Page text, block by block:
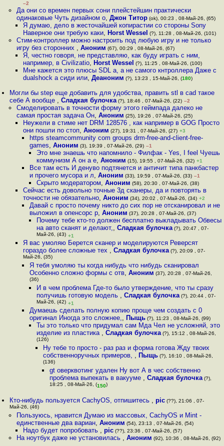
–2
Да они со времен первых сони плейстейшин практически
одинаковые Чуть дизайном о, Джон Титор(ok), 00:23 , 08-Май-26, (65)
Я думаю, дело в жесточайшей копирастии со стороны Sony
Наверное они требую каки, Horst Wessel (?), 11:28 , 08-Май-26, (101)
Стим-контроллер можно настроить под любую игру и не только
игру без сторонних , Аноним (67), 00:29 , 08-Май-26, (67)
Я, честно говоря, не представляю, как буду играть с ним,
например, в Civilizatio, Horst Wessel (?), 11:25 , 08-Май-26, (100)
Мне кажется это плюсы SDL а, а не самого кнтроллера Даже с
dualshock а сиди или, Деаноним (?), 13:23 , 15-Май-26, (180)
Могли бы step еще добавить для удобства, править stl в cad такое
себе А вообще ,Сладкая булочка (?), 18:46 , 07-Май-26, (22) –2
Смоделировать в точности форму этого геймпада далеко не
самая простая задача Он, Аноним (25), 19:26 , 07-Май-26, (25)
Неужели в стиме нет DRM 128576 , как например в GOG Просто
они пошли по стоп, Аноним (27), 19:31 , 07-Май-26, (27) +3
https steamcommunity com groups drm-free-and-client-free-
games,Аноним (3), 19:39 , 07-Май-26, (29) –1
Это мне знаешь что напомнило - Филфак - Yes, I feel Чуешь
коммунизм А он а е, Аноним (15), 19:55 , 07-Май-26, (32) +1
Все там есть И денуво подтянется и античит типа панкбастер
и прочего мусора и л,Аноним (33), 19:59 , 07-Май-26, (33) –1
Скрыто модератором, Аноним (58), 20:30 , 07-Май-26, (38)
Сейчас есть довольно точные 3д сканеры, да и повторять в
точности не обязательно, Аноним (34), 20:02 , 07-Май-26, (34) +2
Давай с просто почему никто до сих пор не отсканировал и не
выложил в опенсорс р,Аноним (37), 20:28 , 07-Май-26, (37)
Почему тебе кто-то должен бесплатно выкладывать Обвесы
на авто сканят и делают,, Сладкая булочка(?), 20:47 , 07-
Май-26, (43) +1
Я вас умоляю Берется сканер и моделируются Реверсят
гораздо более сложные тех , Сладкая булочка(?), 20:09 , 07-
Май-26, (35)
Я тебя умоляю ты когда нибудь что нибудь сканировал
Особенно сложно формы с отв,Аноним (37), 20:28 , 07-Май-26,
(36)
И в чем проблема Где-то было утверждение, что ты сразу
получишь готовую модель , Сладкая булочка(?), 20:44 , 07-
Май-26, (42) +1
Думаешь сделать полную копию проще чем создать с 0
оригинал Иногда это сложнее,, Пыщь (?), 11:23 , 08-Май-26, (99)
Ты это только что придумал сам Мда Чел не усложняй, это
изделие из пластика , Сладкая булочка(?), 15:12 , 08-Май-26,
(126)
Ну тебе то просто - раз раз и форма готова Жду твоих
собственноручных примеров, , Пыщь(?), 16:10 , 08-Май-26,
(136)
gt оверквотинг удален Ну вот А в чес собственно
проблема выпекать в вакууме ,Сладкая булочка (?),
18:25 , 08-Май-26, (150)
Кто-нибудь пользуется CaсhyOS, отпишитесь ,pic (??), 21:06 , 07-
Май-26, (46)
Пользуюсь, нравится Думаю из массовых, CachyOS и Mint -
единственные два вариан, Аноним (54), 23:13 , 07-Май-26, (54)
Надо будет попробовать , pic(??), 23:36 , 07-Май-26, (57)
На ноутбук даже не установилась , Аноним (92), 10:36 , 08-Май-26, (92)